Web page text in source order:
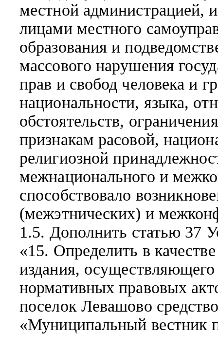
местной
лицами местного
образования и
массового нарушения
прав и свобод человека и
национальности, языка,
обстоятельств,
признакам расовой,
религиозной
межнационального и
способствовало
(межэтнических) и
1.5. Дополнить статью 37
«15. Определить в
издания,
нормативных правовых
поселок Левашово
«Муниципальный вестник